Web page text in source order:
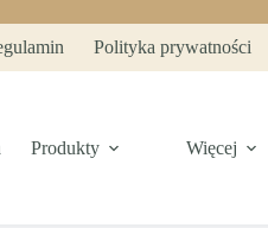
Polityka prywatności
Produkty Więcej